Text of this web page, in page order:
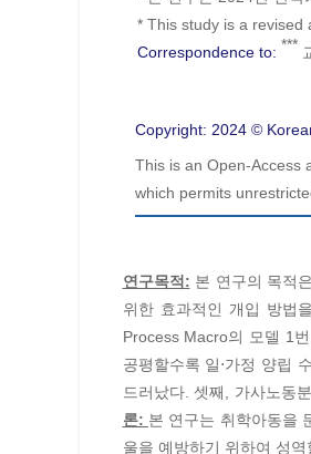
* This study is a revised
Correspondence to: ***
Copyright: 2024 ©
This is an Open-Access
which permits
연구목적: 본 연구의 목적
위한 효과적인 개입 방법
Process Macro의 모델 1
공평할수록 일⋅가정 양립
드러났다. 셋째, 가사노동
론: 본 연구는 취학아동을
울을 예방하기 위하여 성